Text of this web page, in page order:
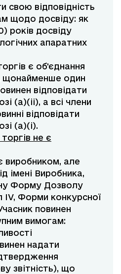
свою відповідність
щодо досвіду: як
років досвіду
апаратних
є об'єднання
щонайменше один
відповідати
(а)(ii), а всі члени
відповідати
(a)(i).
не є
виробником, але
імені Виробника,
Форму Дозволу
IV, Форми конкурсної
повинен
вимогам:
надати
звітність), що